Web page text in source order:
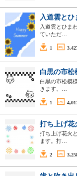
入道雲と
入道雲とひま
ていただ…
1
白黒の市
白黒の市松模
きます。…
1
打ち上げ
打ち上げ花火
ます。打…
2